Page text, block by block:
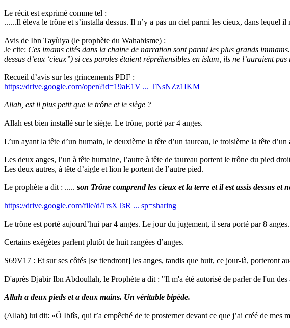
Le récit est exprimé comme tel :
......Il éleva le trône et s’installa dessus. Il n’y a pas un ciel parmi les cieux, dans lequel
Avis de Ibn Tayùiya (le prophète du Wahabisme) :
Je cite: Ces imams cités dans la chaine de narration sont parmi les plus grands
dessus d’eux ‘cieux’’) si ces paroles étaient répréhensibles en islam, ils ne l’auraient
Recueil d’avis sur les grincements PDF :
https://drive.google.com/open?id=19aE1V ... TNsNZz1IKM
Allah, est il plus petit que le trône et le siège ?
Allah est bien installé sur le siège. Le trône, porté par 4 anges.
L’un ayant la tête d’un humain, le deuxième la tête d’un taureau, le troisième la tête
Les deux anges, l’un à tête humaine, l’autre à tête de taureau portent le trône du pied
Les deux autres, à tête d’aigle et lion le portent de l’autre pied.
Le prophète a dit : ..... son Trône comprend les cieux et la terre et il est assis dessus et
https://drive.google.com/file/d/1rsXTsR ... sp=sharing
Le trône est porté aujourd’hui par 4 anges. Le jour du jugement, il sera porté par 8 anges.
Certains exégètes parlent plutôt de huit rangées d’anges.
S69V17 : Et sur ses côtés [se tiendront] les anges, tandis que huit, ce jour-là, porteront
D'après Djabir Ibn Abdoullah, le Prophète a dit : "Il m'a été autorisé de parler de l'un
Allah a deux pieds et a deux mains. Un véritable bipède.
(Allah) lui dit: «Ô Iblîs, qui t’a empêché de te prosterner devant ce que j’ai créé de mes